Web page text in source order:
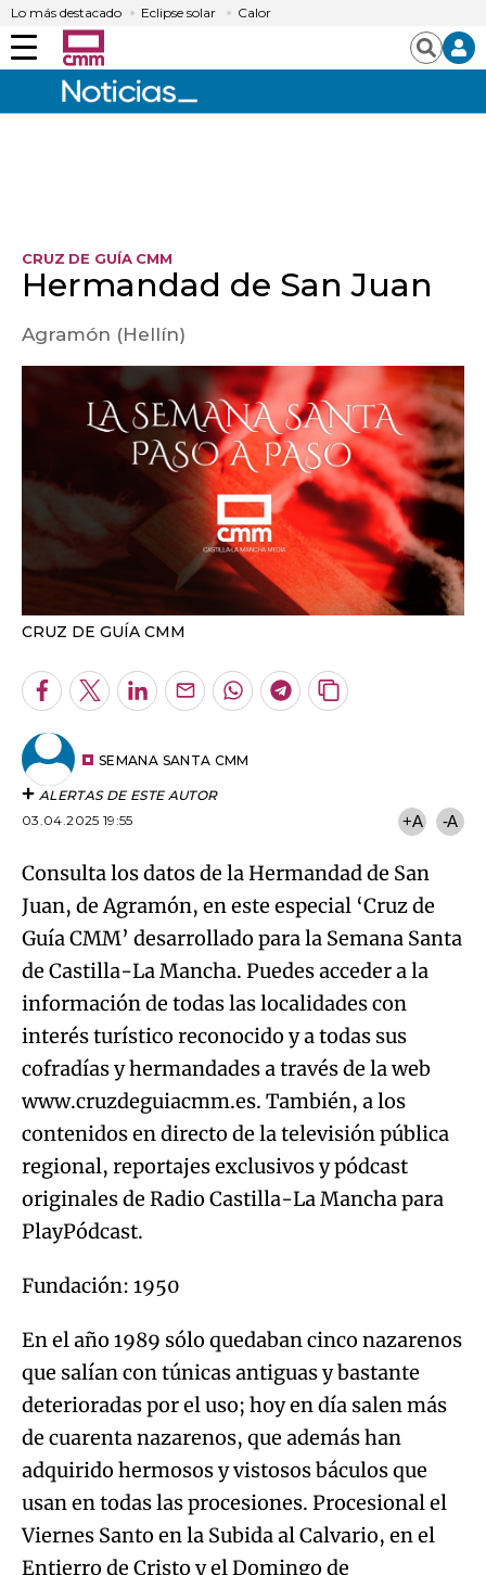
Lo más destacado Eclipse solar Calor
Menú Buscar
CRUZ DE GUÍA CMM
Hermandad de San Juan
Agramón (Hellín)
CRUZ DE GUÍA CMM
Facebook
TwitterLinkedInEnviarWhatsapp
Telegram
Copiar
SEMANA SANTA CMM
ALERTAS DE ESTE AUTOR
03.04.2025 19:55
+A -A
Consulta los datos de la Hermandad de San
Juan, de Agramón, en este especial ‘Cruz de
Guía CMM’ desarrollado para la Semana Santa
de Castilla-La Mancha. Puedes acceder a la
información de todas las localidades con
interés turístico reconocido y a todas sus
cofradías y hermandades a través de la web
www.cruzdeguiacmm.es. También, a los
contenidos en directo de la televisión pública
regional, reportajes exclusivos y pódcast
originales de Radio Castilla-La Mancha para
PlayPódcast.
Fundación: 1950
En el año 1989 sólo quedaban cinco nazarenos
que salían con túnicas antiguas y bastante
deterioradas por el uso; hoy en día salen más
de cuarenta nazarenos, que además han
adquirido hermosos y vistosos báculos que
usan en todas las procesiones. Procesional el
Viernes Santo en la Subida al Calvario, en el
Entierro de Cristo y el Domingo de